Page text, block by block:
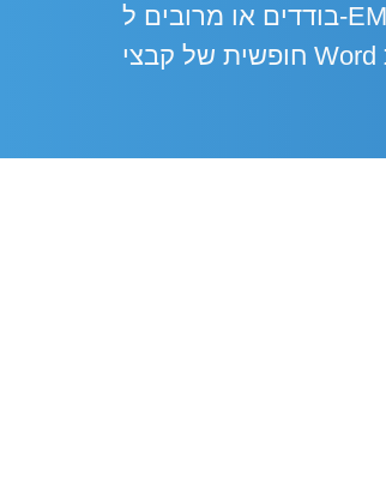
בודדים או מרובים ל-EMLX ולפורמטים אחרים באמצעות Python Automation API. המרה